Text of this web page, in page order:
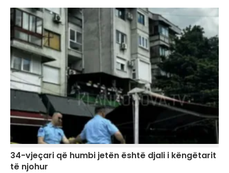
34-vjeçari që humbi jetën është djali i këngëtarit
të njohur